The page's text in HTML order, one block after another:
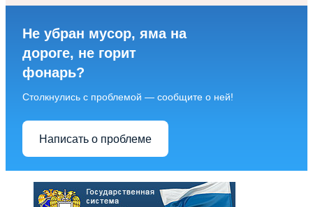
Не убран мусор, яма на
дороге, не горит
фонарь?
Столкнулись с проблемой — сообщите о ней!
Написать о проблеме